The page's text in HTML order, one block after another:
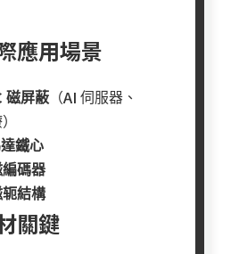
應用場景
磁屏蔽 （AI伺服器、
鐵心
碼器
轭結構
關鍵